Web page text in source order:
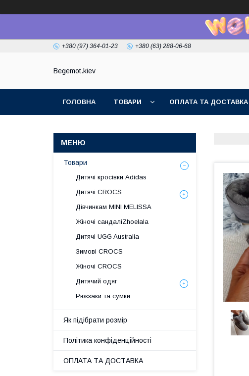
+380 (97) 364-01-23 +380 (63) 288-06-68
Begemot.kiev
ГОЛОВНА ТОВАРИ ОПЛАТА ТА ДОСТАВКА
Товари
Дитячі кросівки Adidas
Дитячі CROCS
Дівчинкам MINI MELISSA
Жіночі сандаліZhoelala
Дитячі UGG Australia
Зимові CROCS
Жіночі CROCS
Дитячий одяг
Рюкзаки та сумки
Як підібрати розмір
Політика конфіденційності
ОПЛАТА ТА ДОСТАВКА